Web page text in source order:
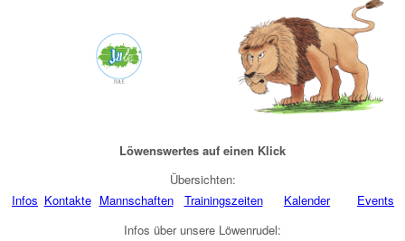
Löwenswertes auf einen Klick
Übersichten:
Infos Kontakte Mannschaften Trainingszeiten Kalender
Events
Infos über unsere Löwenrudel: